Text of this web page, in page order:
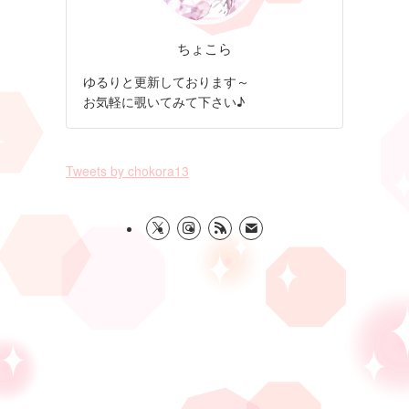
ちょこら
ゆるりと更新しております～
お気軽に覗いてみて下さい♪
Tweets by chokora13